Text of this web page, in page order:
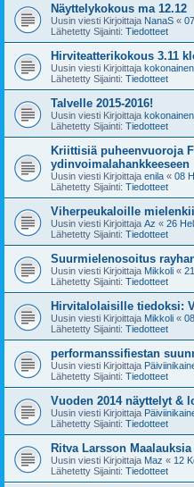
Näyttelykokous ma 12.12
Uusin viesti Kirjoittaja NanaS «
Lähetetty Sijainti: Tiedotteet
Hirviteatterikokous 3.11
Uusin viesti Kirjoittaja
Lähetetty Sijainti: Tiedotteet
Talvelle 2015-2016!
Uusin viesti Kirjoittaja
Lähetetty Sijainti: Tiedotteet
Kriittisiä puheenvuoroja
ydinvoimalahankkeeseen
Uusin viesti Kirjoittaja enila « 08
Lähetetty Sijainti: Tiedotteet
Viherpeukaloille
Uusin viesti Kirjoittaja Az « 26
Lähetetty Sijainti: Tiedotteet
Suurmielenosoitus
Uusin viesti Kirjoittaja Mikkoli «
Lähetetty Sijainti: Tiedotteet
Hirvitalolaisille tiedoksi:
Uusin viesti Kirjoittaja Mikkoli «
Lähetetty Sijainti: Tiedotteet
performanssifiestan
Uusin viesti Kirjoittaja
Lähetetty Sijainti: Tiedotteet
Vuoden 2014 näyttelyt &
Uusin viesti Kirjoittaja
Lähetetty Sijainti: Tiedotteet
Ritva Larsson
Uusin viesti Kirjoittaja Maz « 12
Lähetetty Sijainti: Tiedotteet